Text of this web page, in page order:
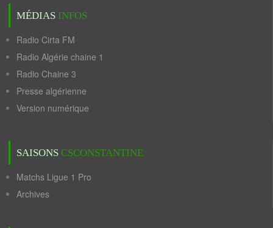
MÉDIAS INFOS
Radio Cirta FM
Radio Algérie chaine 1
Radio Chaine 3
Presse algérienne
Version numérique
SAISONS CSCONSTANTINE
Matchs Ligue 1 Pro
Archives